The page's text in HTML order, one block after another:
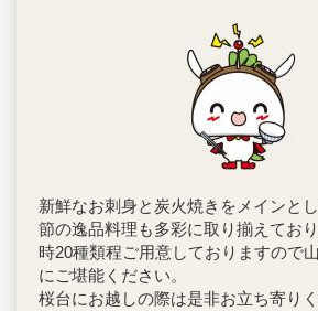
新鮮なお刺身と炭火焼きをメインと
節の逸品料理も多彩に取り揃えてお
時20種類程ご用意しておりますので
にご堪能ください。
桜台にお越しの際は是非お立ち寄り